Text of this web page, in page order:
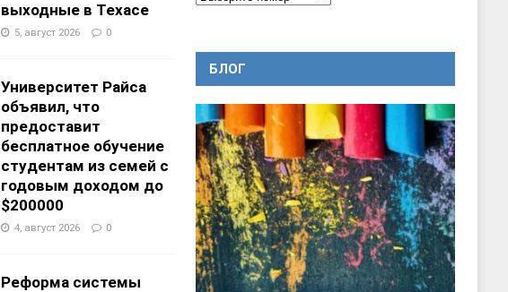
выходные в Техасе
5, август 2026 0
Университет Райса
объявил, что
предоставит
бесплатное обучение
студентам из семей с
годовым доходом до
$200000
4, август 2026 0
Реформа системы
БЛОГ